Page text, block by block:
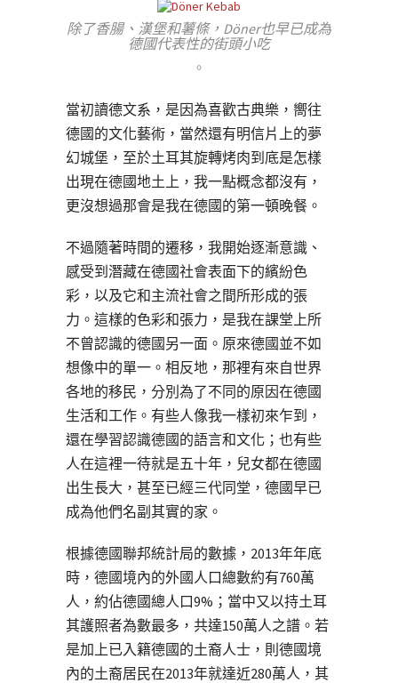
除了香腸、漢堡和薯條，Döner也早已成為
德國代表性的街頭小吃
。
當初讀德文系，是因為喜歡古典樂，嚮往
德國的文化藝術，當然還有明信片上的夢
幻城堡，至於土耳其旋轉烤肉到底是怎樣
出現在德國地土上，我一點概念都沒有，
更沒想過那會是我在德國的第一頓晚餐。
不過隨著時間的遷移，我開始逐漸意識、
感受到潛藏在德國社會表面下的繽紛色
彩，以及它和主流社會之間所形成的張
力。這樣的色彩和張力，是我在課堂上所
不曾認識的德國另一面。原來德國並不如
想像中的單一。相反地，那裡有來自世界
各地的移民，分別為了不同的原因在德國
生活和工作。有些人像我一樣初來乍到，
還在學習認識德國的語言和文化；也有些
人在這裡一待就是五十年，兒女都在德國
出生長大，甚至已經三代同堂，德國早已
成為他們名副其實的家。
根據德國聯邦統計局的數據，2013年年底
時，德國境內的外國人口總數約有760萬
人，約佔德國總人口9%；當中又以持土耳
其護照者為數最多，共達150萬人之譜。若
是加上已入籍德國的土裔人士，則德國境
內的土裔居民在2013年就達近280萬人，其